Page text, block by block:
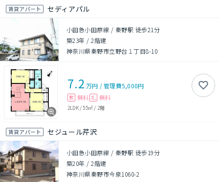
賃貸アパート セディアパル
小田急小田原線 / 秦野駅 徒歩21分
築23年 /2階建
神奈川県秦野市立野台１丁目8-10
7.2 万円 /管理費5,000円
敷 無料 礼 無料
2LDK/55㎡ / 2階
賃貸アパート セジュール芹沢
小田急小田原線 / 秦野駅 徒歩19分
築20年 /2階建
神奈川県秦野市今泉1060-2